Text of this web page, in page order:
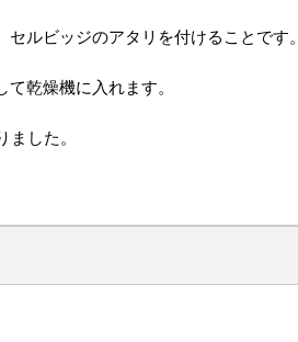
ルビッジのアタリを付けることです。
乾燥機に入れます。
した。